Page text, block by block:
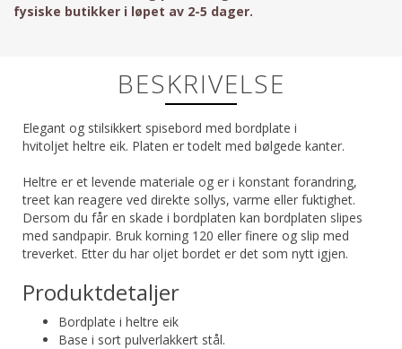
fysiske butikker i løpet av 2-5 dager.
BESKRIVELSE
Elegant og stilsikkert spisebord med bordplate i
hvitoljet heltre eik. Platen er todelt med bølgede kanter.
Heltre er et levende materiale og er i konstant forandring,
treet kan reagere ved direkte sollys, varme eller fuktighet.
Dersom du får en skade i bordplaten kan bordplaten slipes
med sandpapir. Bruk korning 120 eller finere og slip med
treverket. Etter du har oljet bordet er det som nytt igjen.
Produktdetaljer
Bordplate i heltre eik
Base i sort pulverlakkert stål.